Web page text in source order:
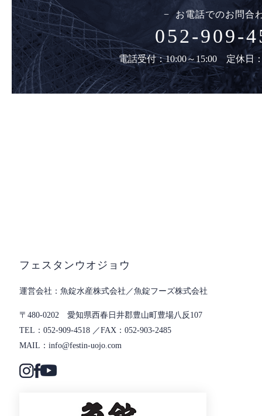
お電話でのお問合
052-909-
電話受付：10:00～15:00 定休日
フェスタンウオジョウ
魚錠水産株式会社／魚錠フーズ株式会社
〒480-0202 愛知県西春日井郡豊山町豊場八反107
052-909-4518
052-903-2485
info@festin-uojo.com